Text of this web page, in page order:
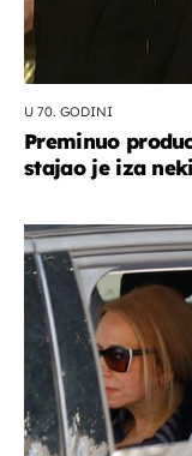
U 70. GODINI
Preminuo
stajao je iza